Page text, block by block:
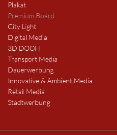
Plakat
Premium Board
City Light
Digital Media
3D DOOH
Transport Media
Dauerwerbung
Innovative & Ambient Media
Retail Media
Stadtwerbung